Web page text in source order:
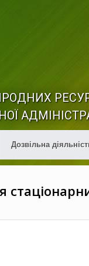
Дозвільна